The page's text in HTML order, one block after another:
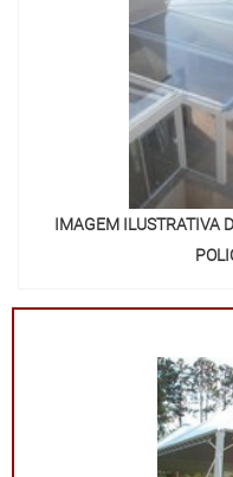
IMAGEM ILUSTRATIVA